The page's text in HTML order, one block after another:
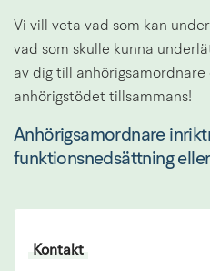
Vi vill veta vad som kan
vad som skulle kunna
av dig till
anhörigstödet tillsammans!
Anhörigsamordnare
funktionsnedsättning
Kontakt